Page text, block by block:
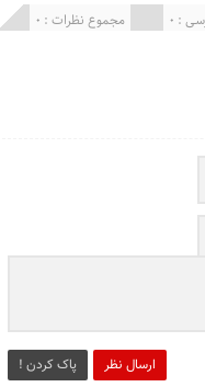
مجموع نظرات : 0 : 0
ارسال نظر پاک کردن !